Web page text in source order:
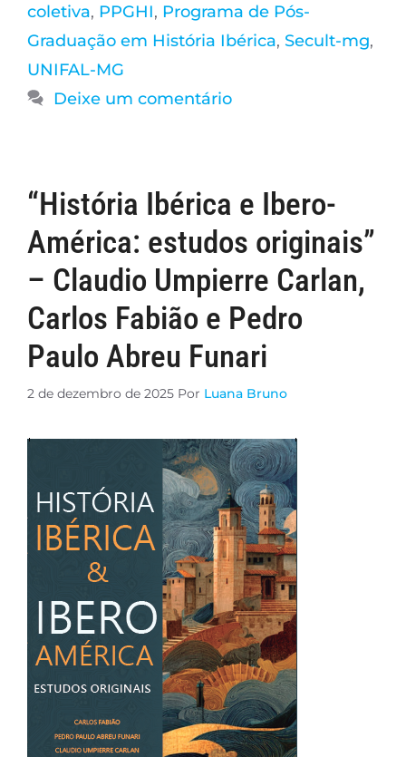
coletiva, PPGHI, Programa de Pós-
Graduação em História Ibérica, Secult-mg,
UNIFAL-MG
Deixe um comentário
“História Ibérica e Ibero-
América: estudos originais”
– Claudio Umpierre Carlan,
Carlos Fabião e Pedro
Paulo Abreu Funari
2 de dezembro de 2025 Por Luana Bruno